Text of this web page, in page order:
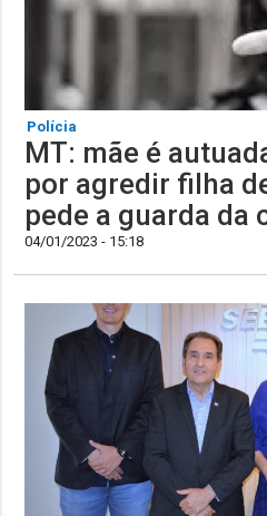
Polícia
MT: mãe é
por agredir filha
pede a guarda da
04/01/2023 - 15:18